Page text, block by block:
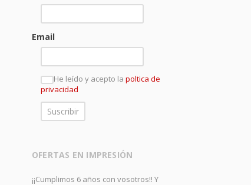
Email
He leído y acepto la poltica de
privacidad
OFERTAS EN IMPRESIÓN
¡¡Cumplimos 6 años con vosotros!! Y